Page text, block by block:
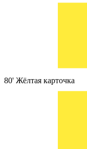
80' Жёлтая карточка